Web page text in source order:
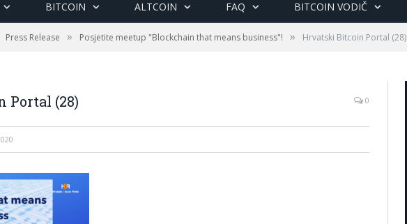
BITCOIN ALTCOIN FAQ BITCOIN VODIČ
Press Release » Posjetite meetup "Blockchain that means business"! » Hrvatski Bitcoin Portal (28)
Portal (28) 0